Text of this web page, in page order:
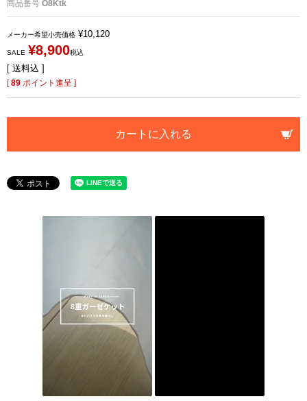
商品番号 O8Ktk
メーカー希望小売価格 ¥10,120
SALE ¥8,900税込
送料込
[89 ポイント進呈 ]
カートに入れる